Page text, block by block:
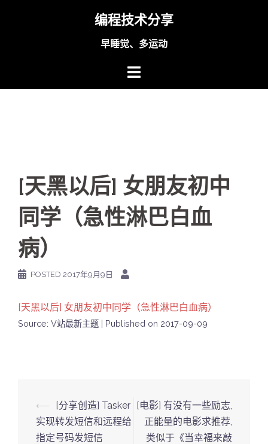
编程技术分享
早睡觉、多运动
[天黑以后] 女朋友初中
同学（急性淋巴白血
病）
POSTED 2017年9月9日
[天黑以后] 女朋友初中同学（急性淋巴白血病）
Source: V站最新主题 Published on 2017-09-09
Post
navigation
⟵
[分享创造] Tasker
实现转发短信和远程给
指定号码发短信
[电影] 有没有一些励志,
正能量的电影求推荐,
类似于《当幸福来敲